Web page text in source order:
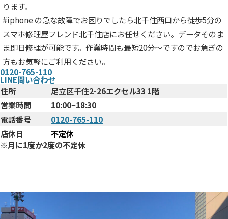
ります。
#iphone の急な故障でお困りでしたら北千住西口から徒歩5分の
スマホ修理屋フレンド北千住店にお任せください。データそのま
ま即日修理が可能です。作業時間も最短20分～ですのでお急ぎの
方もお気軽にご利用ください。
0120-765-110
LINE問い合わせ
住所
足立区千住2-26エクセル33 1階
営業時間
10:00~18:30
電話番号
0120-765-110
店休日
不定休
※月に1度か2度の不定休